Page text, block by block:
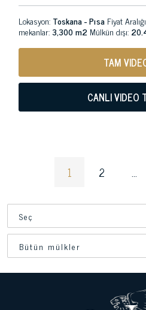
Lokasyon: Toskana - Pısa Fiyat
mekanlar:3,300 m2 Mülkün dışı:
TAM
CANLI VIDEO
1 2 ...